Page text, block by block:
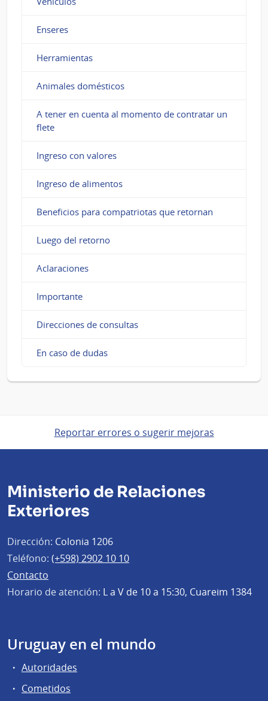
Enseres
Herramientas
Animales domésticos
A tener en cuenta al momento de contratar un
flete
Ingreso con valores
Ingreso de alimentos
Beneficios para compatriotas que retornan
Luego del retorno
Aclaraciones
Importante
Direcciones de consultas
En caso de dudas
Reportar errores o sugerir mejoras
Ministerio de Relaciones
Exteriores
Dirección: Colonia 1206
Teléfono: (+598) 2902 10 10
Contacto
Horario de atención: L a V de 10 a 15:30, Cuareim 1384
Uruguay en el mundo
Autoridades
Cometidos